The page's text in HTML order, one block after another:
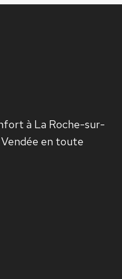
à La Roche-sur-
en toute